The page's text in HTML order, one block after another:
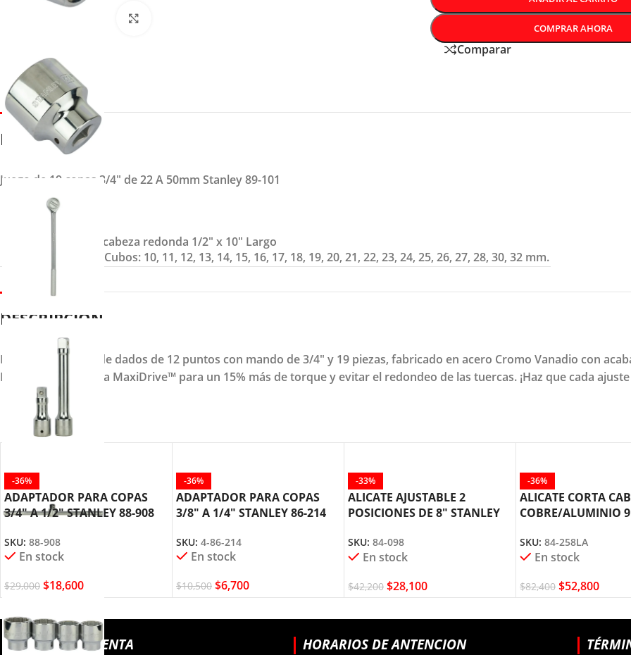
COMPRAR AHORA
Comparar
DETALLES
Juego de 19 copas 3/4″ de 22 A 50mm Stanley 89-101
|
(1) Ratchet cabeza redonda 1/2″ x 10″ Largo
(21) Dados/Cubos: 10, 11, 12, 13, 14, 15, 16, 17, 18, 19, 20, 21, 22, 23, 24, 25, 26, 27, 28, 30, 32 mm.
DESCRIPCION
Descubre el juego de dados de 12 puntos con mando de 3/4" y 19 piezas, fabricado en acero Cromo Vanadio con
Incorpora el sistema MaxiDrive™ para un 15% más de torque y evitar el redondeo de las tuercas. ¡Haz que cada
-36%
ADAPTADOR PARA COPAS
3/4″ A 1/2″ STANLEY 88-908
SKU: 88-908
En stock
$29,000 $18,600
-36%
ADAPTADOR PARA COPAS
3/8″ A 1/4″ STANLEY 86-214
SKU: 4-86-214
En stock
$10,500 $6,700
-33%
ALICATE AJUSTABLE 2
POSICIONES DE 8″ STANLEY
SKU: 84-098
En stock
$42,200 $28,100
-36%
ALICATE CORTA
COBRE/ALUMINIO
SKU: 84-258LA
En stock
$82,400 $52,800
PUNTOS DE VENTA HORARIOS DE ANTENCION